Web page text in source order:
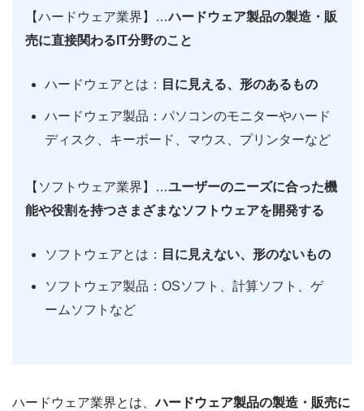
【ハードウェア業界】…ハードウェア製品の製造・販
売に直接関わるIT分野のこと
ハードウェアとは： 目に見える、形のあるもの
ハードウェア製品：パソコンのモニターやハード
ディスク、キーボード、マウス、プリンターなど
【ソフトウェア業界】…ユーザーのニーズに合った機
能や役割を持つさまざまなソフトウェアを開発する
ソフトウェアとは： 目に見えない、形のないもの
ソフトウェア製品：OSソフト、計算ソフト、ゲ
ームソフトなど
ハードウェア業界とは、ハードウェア製品の製造・販売に